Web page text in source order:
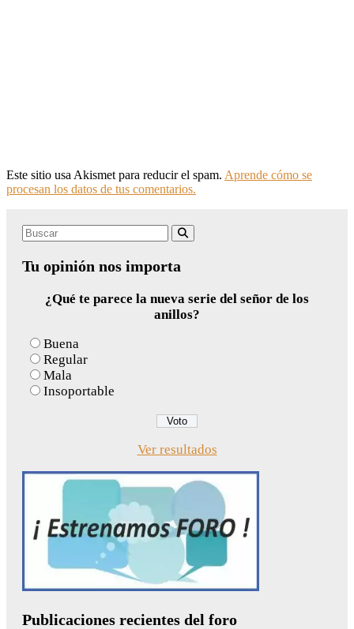
Este sitio usa Akismet para reducir el spam. Aprende cómo se
procesan los datos de tus comentarios.
Search
Tu opinión nos importa
¿Qué te parece la nueva serie del señor de los
anillos?
Buena
Regular
Mala
Insoportable
Ver resultados
Publicaciones recientes del foro